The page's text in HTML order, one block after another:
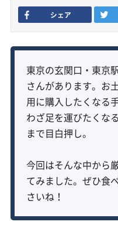
シェア
東京の玄関口・東京
さんがあります。お
用に購入したくなる
わざ足を運びたくな
まで目白押し。
今回はそんな中から
てみました。ぜひ食
さいね！